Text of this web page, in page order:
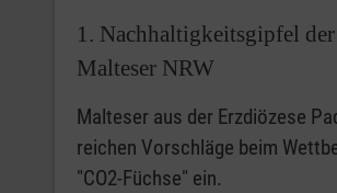
1. Nachhaltigkeitsgipfel der
Malteser NRW
Malteser aus der Erzdiözese
reichen Vorschläge beim
"CO2-Füchse" ein.